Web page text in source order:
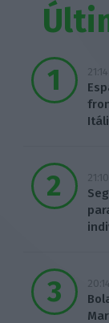
21:14
21:10
20:14